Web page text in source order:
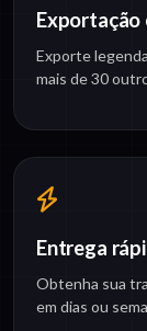
Exporte
mais de 30
Entrega
Obtenha sua
em dias ou